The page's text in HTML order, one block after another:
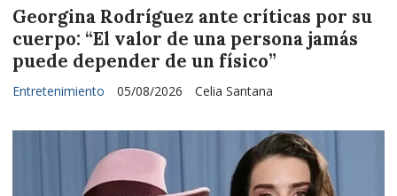
Georgina Rodríguez ante críticas por su
cuerpo: “El valor de una persona jamás
puede depender de un físico”
Celia Santana
Entretenimiento 05/08/2026